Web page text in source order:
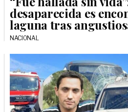
desaparecida es
laguna tras
NACIONAL